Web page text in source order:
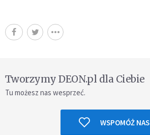
Tworzymy DEON.pl dla Ciebie
Tu możesz nas wesprzeć.
WSPOMÓŻ NAS